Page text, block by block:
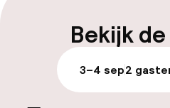
Bagageruimte
Parkeren & mobiliteit
Bekijk
3–4 sep2